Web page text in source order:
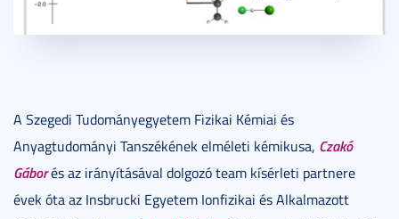
A Szegedi Tudományegyetem Fizikai Kémiai és
Anyagtudományi Tanszékének elméleti kémikusa, Czakó
Gáborés az irányításával dolgozó team kísérleti partnere
évek óta az Insbrucki Egyetem Ionfizikai és Alkalmazott